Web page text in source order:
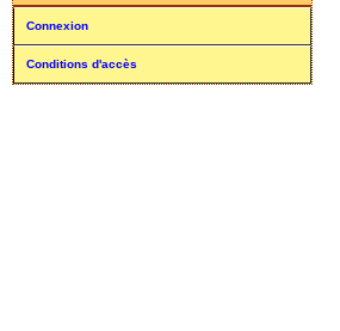
Connexion
Conditions d'accès